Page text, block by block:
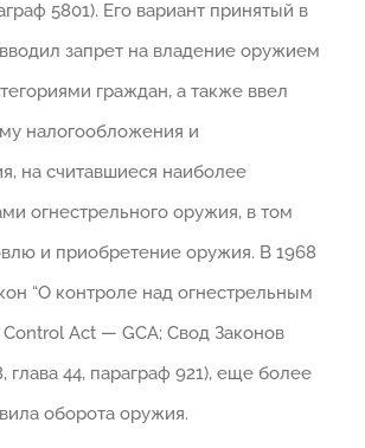
5801). Его вариант принятый в
запрет на владение оружием
граждан, а также ввел
налогообложения и
на считавшиеся наиболее
огнестрельного оружия, в том
и приобретение оружия. В 1968
“О контроле над огнестрельным
Act — GCA; Свод Законов
глава 44, параграф 921), еще более
оборота оружия.